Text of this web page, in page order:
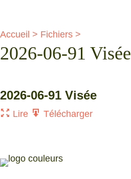
Accueil > Fichiers >
2026-06-91 Visée
2026-06-91 Visée
Lire Télécharger